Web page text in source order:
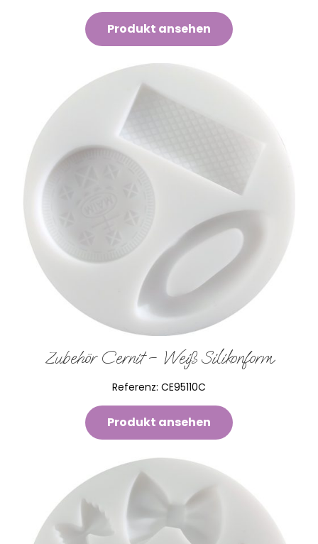
Produkt ansehen
Zubehör Cernit – Weiß Silikonform
Referenz: CE95110C
Produkt ansehen